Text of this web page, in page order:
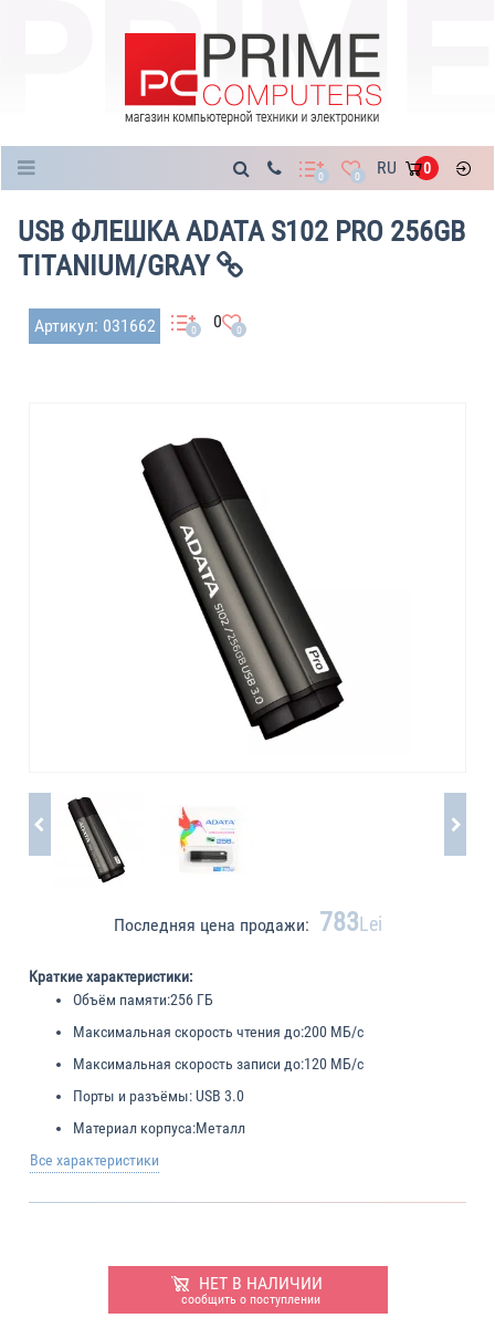
0 0 RU 0
USB ФЛЕШКА ADATA S102 PRO 256GB
TITANIUM/GRAY
Артикул: 031662 0 0 0
Последняя цена продажи: 783Lei
Краткие характеристики:
Объём памяти:256 ГБ
Максимальная скорость чтения до:200 МБ/с
Максимальная скорость записи до:120 МБ/с
Порты и разъёмы: USB 3.0
Материал корпуса:Металл
Все характеристики
НЕТ В НАЛИЧИИ
сообщить о поступлении